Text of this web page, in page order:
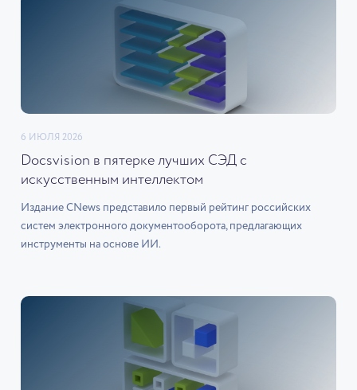
6 ИЮЛЯ 2026
Docsvision в пятерке лучших СЭД с
искусственным интеллектом
Издание CNews представило первый рейтинг российских
систем электронного документооборота, предлагающих
инструменты на основе ИИ.